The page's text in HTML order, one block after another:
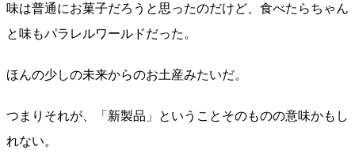
味は普通にお菓子だろうと思ったのだけど、食べたらちゃん
と味もパラレルワールドだった。
ほんの少しの未来からのお土産みたいだ。
つまりそれが、「新製品」ということそのものの意味かもし
れない。